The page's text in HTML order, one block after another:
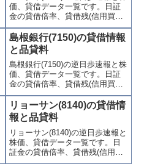
います。
価、貸借データ一覧です。日証
金の貸借倍率、貸借残(信用買
残、信用売残)、品貸料(逆日
歩)、東証の週末残高、規制(注意
喚起・申込停止)など、空売り関
連情報を集計し、図解でわかり
やすくまとめて掲載していま
す。
島根銀行(7150)の貸借情報
と品貸料
島根銀行(7150)の逆日歩速報と株
価、貸借データ一覧です。日証
金の貸借倍率、貸借残(信用買
残、信用売残)、品貸料(逆日
歩)、東証の週末残高、規制(注意
喚起・申込停止)など、空売り関
連情報を集計し、図解でわかり
やすくまとめて掲載していま
す。
リョーサン(8140)の貸借情
報と品貸料
リョーサン(8140)の逆日歩速報と
株価、貸借データ一覧です。日
証金の貸借倍率、貸借残(信用買
残、信用売残)、品貸料(逆日